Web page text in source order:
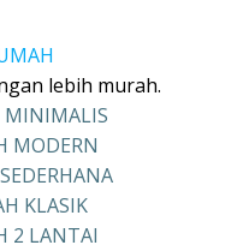
lebih murah.
MINIMALIS
MODERN
KLASIK
2 LANTAI